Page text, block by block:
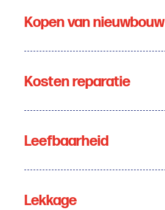
Kopen van nieuwbouw
Kosten reparatie
Leefbaarheid
Lekkage